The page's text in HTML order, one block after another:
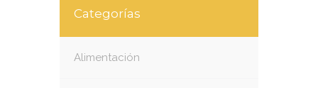
Categorías
Alimentación